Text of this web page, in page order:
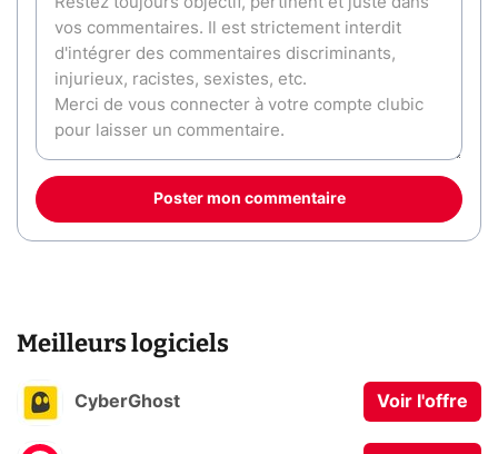
Poster mon commentaire
Meilleurs logiciels
CyberGhost Voir l'offre